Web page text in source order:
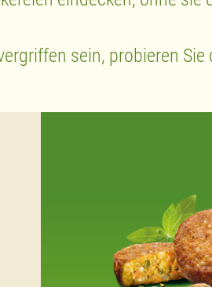
sein, probieren Sie